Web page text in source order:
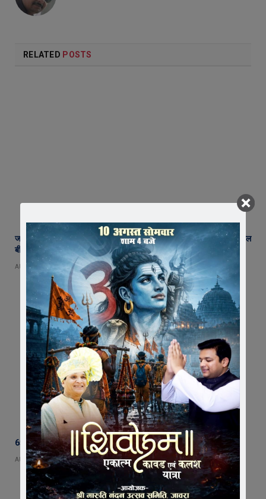
RELATED POSTS
जावरा में किसानों और कांग्रेस का जंगी प्रदर्शन, राजस्व विभाग में भ्रष्टाचार और फसल
बीमा पर जताया आक्रोश
AUGUST 6, 2026
65 हजार रुपए भाड़ा न देने का आरोप, ट्रक चालक ने एसडीएम को सौंपा ज्ञापन
AUGUST 5, 2026